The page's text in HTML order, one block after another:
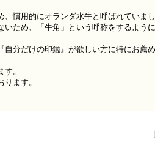
慣用的にオランダ水牛と呼ばれていまし
ため、「牛角」という呼称をするよう
分だけの印鑑』が欲しい方に特にお薦
。
ます。